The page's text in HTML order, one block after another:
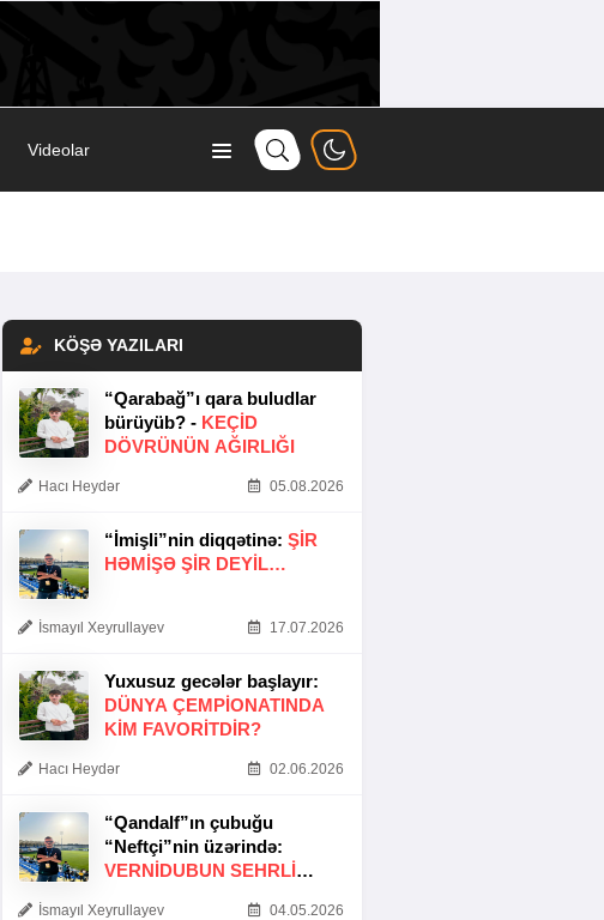
Videolar
KÖŞƏ YAZILARI
“Qarabağ”ı qara buludlar
bürüyüb? - KEÇID
DÖVRÜNÜN AĞIRLIĞI
Hacı Heydər 05.08.2026
“İmişli”nin diqqətinə: ŞIR
HƏMIŞƏ ŞIR DEYIL…
İsmayıl Xeyrullayev 17.07.2026
Yuxusuz gecələr başlayır:
DÜNYA ÇEMPIONATINDA
KIM FAVORITDIR?
Hacı Heydər 02.06.2026
“Qandalf”ın çubuğu
“Neftçi”nin üzərində:
VERNİDUBUN SEHRLİ
İsmayıl Xeyrullayev 04.05.2026